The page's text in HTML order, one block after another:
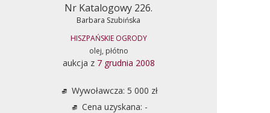
Nr Katalogowy 226.
Barbara Szubińska
HISZPAŃSKIE OGRODY
olej, płótno
aukcja z 7 grudnia 2008
Wywoławcza: 5 000 zł
Cena uzyskana: -